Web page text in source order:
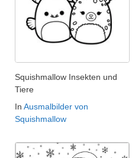
Squishmallow Insekten und
Tiere
In Ausmalbilder von
Squishmallow